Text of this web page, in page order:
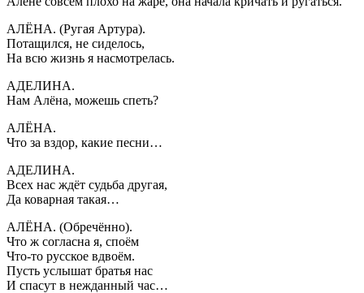
АЛЁНА. (Ругая Артура).
Потащился, не сиделось,
На всю жизнь я насмотрелась.
АДЕЛИНА.
Нам Алёна, можешь спеть?
АЛЁНА.
Что за вздор, какие песни…
АДЕЛИНА.
Всех нас ждёт судьба другая,
Да коварная такая…
АЛЁНА. (Обречённо).
Что ж согласна я, споём
Что-то русское вдвоём.
Пусть услышат братья нас
И спасут в нежданный час…